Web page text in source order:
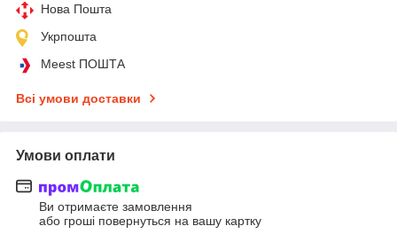
Нова Пошта
Укрпошта
Meest ПОШТА
Всі умови доставки
Умови оплати
Ви отримаєте замовлення
або гроші повернуться на вашу картку